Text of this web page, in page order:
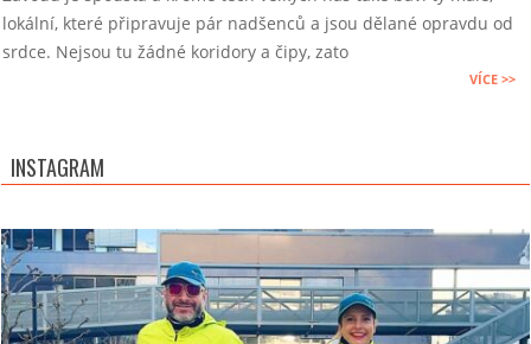
12
lokální, které připravuje pár nadšenců a jsou dělané opravdu od
srdce. Nejsou tu žádné koridory a čipy, zato
VÍCE >>
INSTAGRAM